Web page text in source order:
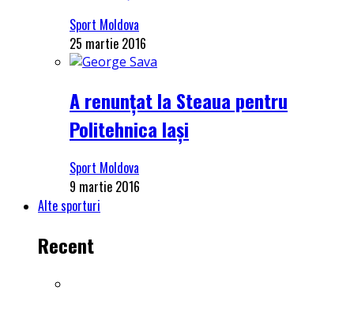
Sport Moldova
25 martie 2016
A renunțat la Steaua pentru
Politehnica Iași
Sport Moldova
9 martie 2016
Alte sporturi
Recent